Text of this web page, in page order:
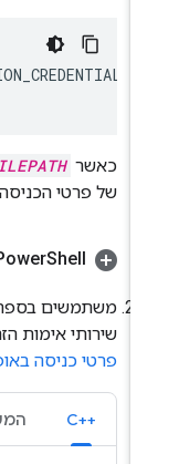
כאשר FILEPATH
של פרטי הכניסה.
PowerShell
משתמשים בספריית
שירותי אימות
פרטי כניסה באופן
המשך